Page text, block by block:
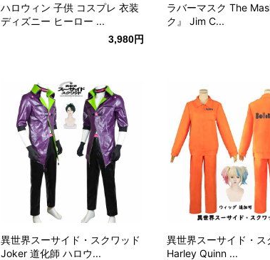
ハロウィン 子供 コスプレ 衣装
ディズニー ヒーロー ...
3,980円
ラバーマスク The
ク』 Jim C...
異世界スーサイド・スクワッド
Joker 道化師 ハロウ...
異世界スーサイド・ス
Harley Quinn ...